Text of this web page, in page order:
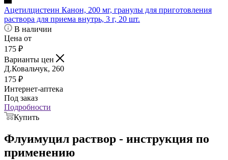
Ацетилцистеин Канон, 200 мг, гранулы для приготовления
раствора для приема внутрь, 3 г, 20 шт.
В наличии
Цена от
175 ₽
Варианты цен
Д.Ковальчук, 260
175 ₽
Интернет-аптека
Под заказ
Подробности
Купить
Флуимуцил раствор - инструкция по
применению